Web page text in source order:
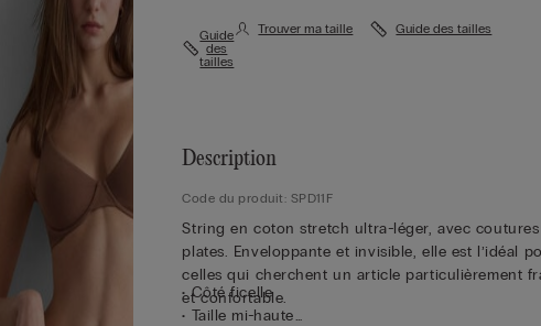
Guide
des
tailles
Trouver ma taille Guide des tailles
Description
Code du produit: SPD11F
String en coton stretch ultra-léger, avec coutures
plates. Enveloppante et invisible, elle est l’idéal
celles qui cherchent un article particulièrement
et confortable.
• Côté ficelle
• Taille mi-haute